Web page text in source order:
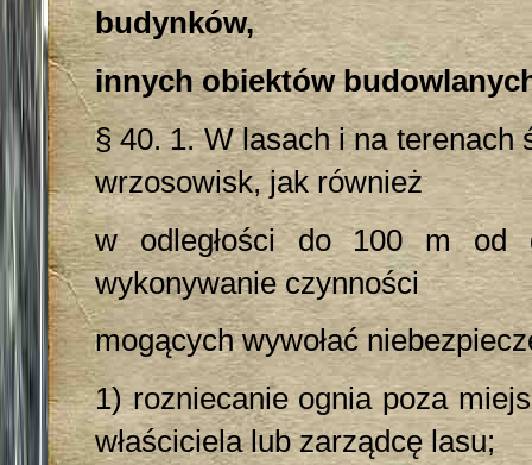
budynków,
innych obiektów
§ 40. 1. W lasach i na terenach
wrzosowisk, jak również
w odległości do 100 m od
wykonywanie czynności
mogących wywołać
1) rozniecanie ognia poza
właściciela lub zarządcę lasu;